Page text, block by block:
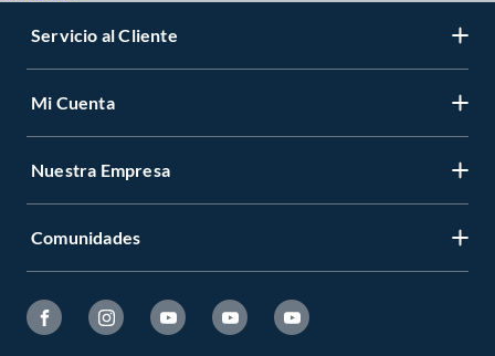
Servicio al Cliente
Mi Cuenta
Nuestra Empresa
Comunidades